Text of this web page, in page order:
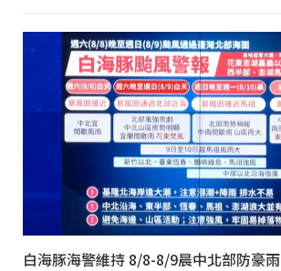
白海豚海警維持 8/8-8/9晨中北部防豪雨